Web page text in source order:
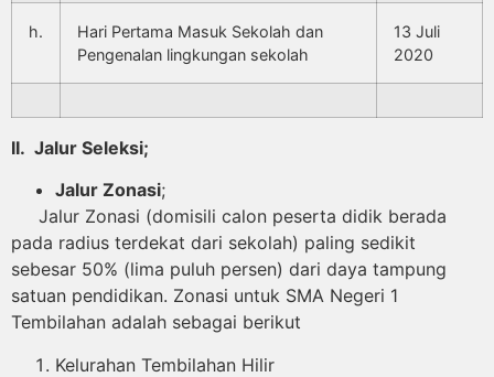
h.
Hari Pertama Masuk Sekolah dan
Pengenalan lingkungan sekolah
13 Juli
2020
II. Jalur Seleksi;
Jalur Zonasi;
Jalur Zonasi (domisili calon peserta didik berada
pada radius terdekat dari sekolah) paling sedikit
sebesar 50% (lima puluh persen) dari daya tampung
satuan pendidikan. Zonasi untuk SMA Negeri 1
Tembilahan adalah sebagai berikut
Kelurahan Tembilahan Hilir